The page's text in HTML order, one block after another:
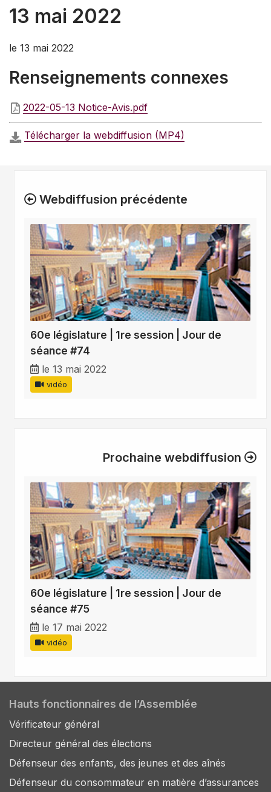
13 mai 2022
le 13 mai 2022
Renseignements connexes
2022-05-13 Notice-Avis.pdf
Télécharger la webdiffusion (MP4)
Webdiffusion précédente
60e législature | 1re session | Jour de
séance #74
le 13 mai 2022
vidéo
Prochaine webdiffusion
60e législature | 1re session | Jour de
séance #75
le 17 mai 2022
vidéo
Hauts fonctionnaires de l’Assemblée
Vérificateur général
Directeur général des élections
Défenseur des enfants, des jeunes et des aînés
Défenseur du consommateur en matière d’assurances